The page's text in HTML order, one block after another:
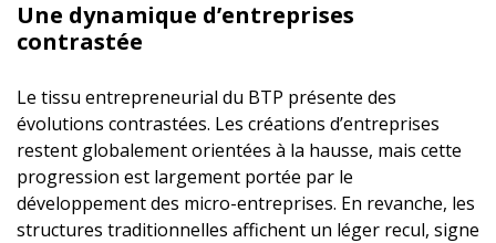
Une dynamique d’entreprises
contrastée
Le tissu entrepreneurial du BTP présente des
évolutions contrastées. Les créations d’entreprises
restent globalement orientées à la hausse, mais cette
progression est largement portée par le
développement des micro-entreprises. En revanche, les
structures traditionnelles affichent un léger recul, signe